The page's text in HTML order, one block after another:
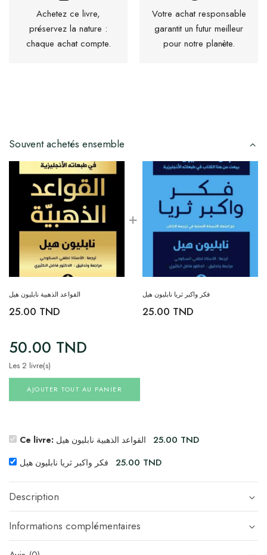
Achetez ce livre,
préservez la nature :
chaque achat compte.
Votre achat responsable
garantit un futur meilleur
pour notre planète.
Souvent achetés ensemble
القواعد الذهبية نابليون هيل
25.00 TND
فكر واكبر ثريا نابليون هيل
25.00 TND
50.00 TND
Les 2 livre(s)
AJOUTER TOUT AU PANIER
Ce livre: القواعد الذهبية نابليون هيل 25.00 TND
فكر واكبر ثريا نابليون هيل 25.00 TND
Description
Informations complémentaires